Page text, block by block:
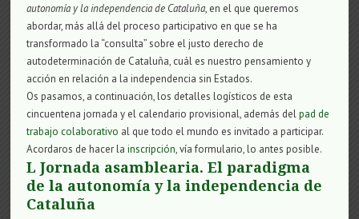
autonomía y la independencia de Cataluña, en el que queremos
abordar, más allá del proceso participativo en que se ha
transformado la “consulta” sobre el justo derecho de
autodeterminación de Cataluña, cuál es nuestro pensamiento y
acción en relación a la independencia sin Estados.
Os pasamos, a continuación, los detalles logísticos de esta
cincuentena jornada y el calendario provisional, además delpad de
trabajo colaborativo al que todo el mundo es invitado a participar.
Acordaros de hacer lainscripción, vía formulario, lo antes posible.
L Jornada asamblearia. El paradigma
de la autonomía y la independencia de
Cataluña